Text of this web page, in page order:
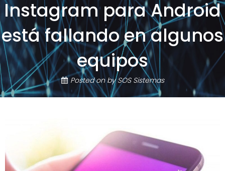
Instagram para Android
está fallando en algunos
equipos
Posted onbySOS Sistemas